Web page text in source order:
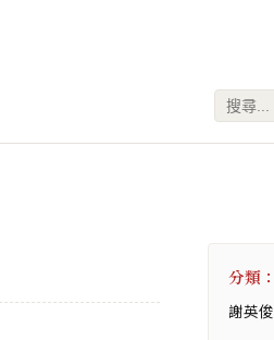
搜
分類：
謝英俊